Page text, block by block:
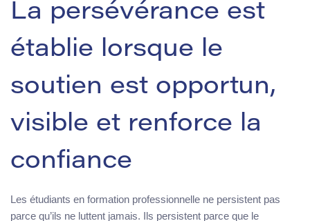
La persévérance est
établie lorsque le
soutien est opportun,
visible et renforce la
confiance
Les étudiants en formation professionnelle ne persistent pas
parce qu’ils ne luttent jamais. Ils persistent parce que le